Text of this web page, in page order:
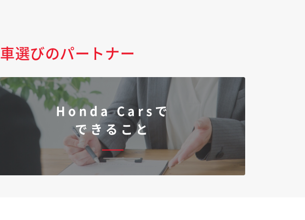
車選びのパートナー
Honda Carsで
できること